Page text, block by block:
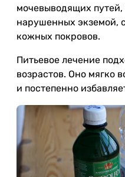
мочевыводящих
нарушенных экземой,
кожных покровов.
Питьевое лечение
возрастов. Оно мягко
и постепенно